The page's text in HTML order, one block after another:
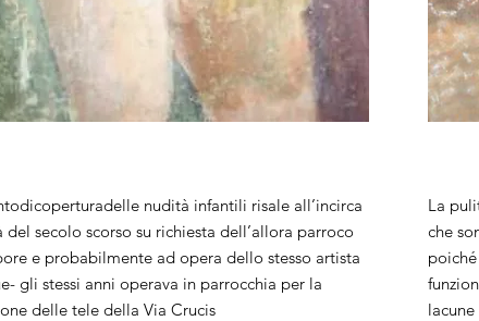
nudità infantili risale all’incirca
del secolo scorso su richiesta dell’allora parroco
e probabilmente ad opera dello stesso artista
gli stessi anni operava in parrocchia per la
delle tele della Via Crucis
La
che